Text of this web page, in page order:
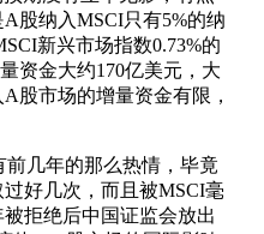
股纳入MSCI只有5%的纳
新兴市场指数0.73%的
资金大约170亿美元，大
股市场的增量资金有限，
几年的那么热情，毕竟
好几次，而且被MSCI毫
拒绝后中国证监会放出